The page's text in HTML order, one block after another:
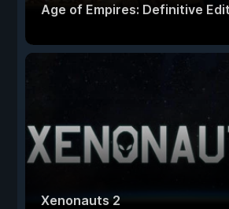
Age of Empires: Definitive
Xenonauts 2